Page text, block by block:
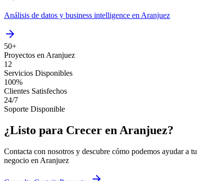
Análisis de datos y business intelligence en Aranjuez
50+
Proyectos en Aranjuez
12
Servicios Disponibles
100%
Clientes Satisfechos
24/7
Soporte Disponible
¿Listo para Crecer en Aranjuez?
Contacta con nosotros y descubre cómo podemos ayudar a tu
negocio en Aranjuez